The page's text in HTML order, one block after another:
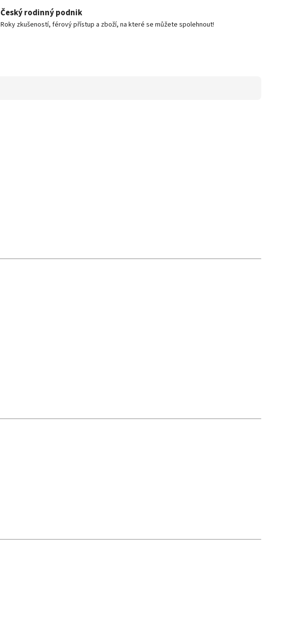
Český rodinný podnik
Roky zkušeností, férový přístup a zboží, na které se můžete spolehnout!